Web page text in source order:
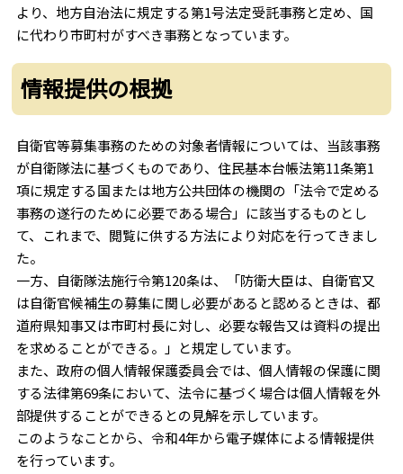
より、地方自治法に規定する第1号法定受託事務と定め、国
に代わり市町村がすべき事務となっています。
情報提供の根拠
自衛官等募集事務のための対象者情報については、当該事務
が自衛隊法に基づくものであり、住民基本台帳法第11条第1
項に規定する国または地方公共団体の機関の「法令で定める
事務の遂行のために必要である場合」に該当するものとし
て、これまで、閲覧に供する方法により対応を行ってきまし
た。
一方、自衛隊法施行令第120条は、「防衛大臣は、自衛官又
は自衛官候補生の募集に関し必要があると認めるときは、都
道府県知事又は市町村長に対し、必要な報告又は資料の提出
を求めることができる。」と規定しています。
また、政府の個人情報保護委員会では、個人情報の保護に関
する法律第69条において、法令に基づく場合は個人情報を外
部提供することができるとの見解を示しています。
このようなことから、令和4年から電子媒体による情報提供
を行っています。